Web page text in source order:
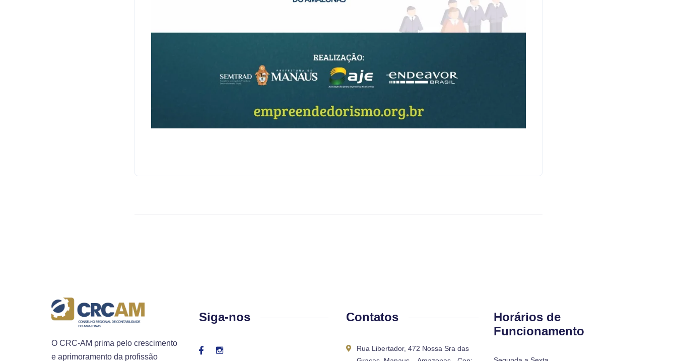
O CRC-AM prima pelo crescimento
e aprimoramento da profissão
dos serviços
Rua Libertador, 472 Nossa Sra das
Segunda a Sexta
De 8h às 12 e das 13h às 17h